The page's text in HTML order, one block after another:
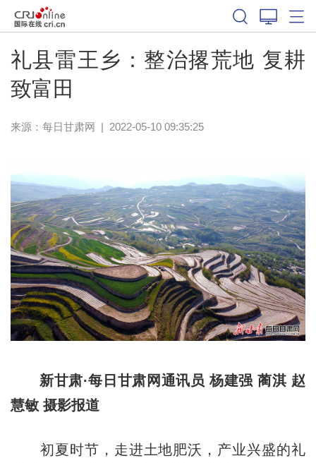
礼县雷王乡：整治撂荒地 复耕
致富田
来源： 每日甘肃网 | 2022-05-10 09:35:25
新甘肃·每日甘肃网通讯员 杨建强 蔺淇 赵
慧敏 摄影报道
初夏时节，走进土地肥沃，产业兴盛的礼